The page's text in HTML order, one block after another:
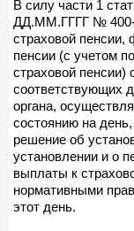
В силу части 1
ДД.ММ.ГГГГ № 400-
страховой пенсии,
пенсии (с учетом
страховой пенсии)
соответствующих
органа,
состоянию на
решение об
установлении и о
выплаты к
нормативными
этот день.